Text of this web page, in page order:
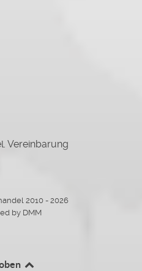
Vereinbarung
2010 - 2026
by DMM